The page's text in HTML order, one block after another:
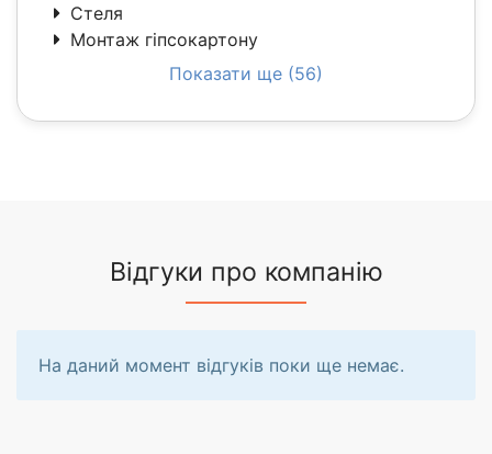
Стеля
Монтаж гіпсокартону
Показати ще (56)
Відгуки про компанію
На даний момент відгуків поки ще немає.